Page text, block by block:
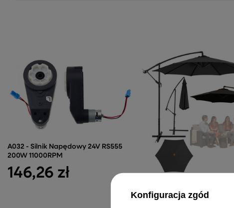
A032 - Silnik Napędowy 24V RS555
200W 11000RPM
146,26 zł
Regulacją Pochyłu 350 x
Antracyt
Konfiguracja zgód